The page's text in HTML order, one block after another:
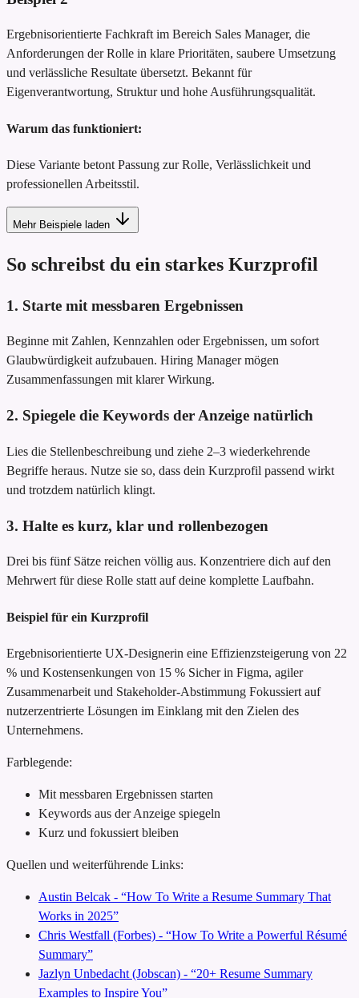
Ergebnisorientierte Fachkraft im Bereich Sales Manager, die
Anforderungen der Rolle in klare Prioritäten, saubere Umsetzung
und verlässliche Resultate übersetzt. Bekannt für
Eigenverantwortung, Struktur und hohe Ausführungsqualität.
Warum das funktioniert:
Diese Variante betont Passung zur Rolle, Verlässlichkeit und
professionellen Arbeitsstil.
Mehr Beispiele laden
So schreibst du ein starkes Kurzprofil
1. Starte mit messbaren Ergebnissen
Beginne mit Zahlen, Kennzahlen oder Ergebnissen, um sofort
Glaubwürdigkeit aufzubauen. Hiring Manager mögen
Zusammenfassungen mit klarer Wirkung.
2. Spiegele die Keywords der Anzeige natürlich
Lies die Stellenbeschreibung und ziehe 2–3 wiederkehrende
Begriffe heraus. Nutze sie so, dass dein Kurzprofil passend wirkt
und trotzdem natürlich klingt.
3. Halte es kurz, klar und rollenbezogen
Drei bis fünf Sätze reichen völlig aus. Konzentriere dich auf den
Mehrwert für diese Rolle statt auf deine komplette Laufbahn.
Beispiel für ein Kurzprofil
Ergebnisorientierte UX-Designerin eine Effizienzsteigerung von 22
% und Kostensenkungen von 15 % Sicher in Figma, agiler
Zusammenarbeit und Stakeholder-Abstimmung Fokussiert auf
nutzerzentrierte Lösungen im Einklang mit den Zielen des
Unternehmens.
Farblegende:
Mit messbaren Ergebnissen starten
Keywords aus der Anzeige spiegeln
Kurz und fokussiert bleiben
Quellen und weiterführende Links:
Austin Belcak - “How To Write a Resume Summary That
Works in 2025”
Chris Westfall (Forbes) - “How To Write a Powerful Résumé
Summary”
Jazlyn Unbedacht (Jobscan) - “20+ Resume Summary
Examples to Inspire You”